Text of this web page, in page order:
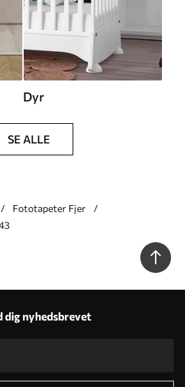
Dyr
SE ALLE
Fototapeter Fjer
dig nyhedsbrevet